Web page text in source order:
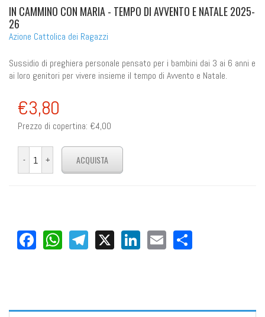
IN CAMMINO CON MARIA - TEMPO DI AVVENTO E NATALE 2025-
26
Azione Cattolica dei Ragazzi
Sussidio di preghiera personale pensato per i bambini dai 3 ai 6 anni e
ai loro genitori per vivere insieme il tempo di Avvento e Natale.
€3,80
Prezzo di copertina: €4,00
Facebook
WhatsApp
Telegram
X LinkedIn
Email